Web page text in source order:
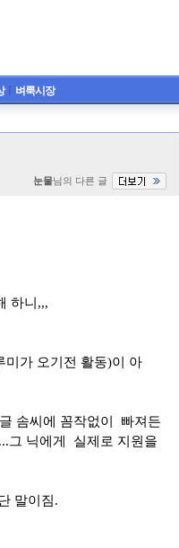
ㅣ 벼룩시장
눈물님의 다른 글
하니,,,
미가 오기전 활동)이 아
솜씨에 꼼작없이 빠져든
그 닉에게 실제로 지원을
말이짐.